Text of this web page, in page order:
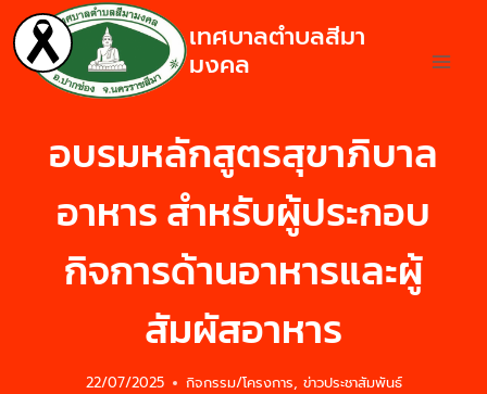
เทศบาลตำบลสีมา
มงคล
อบรมหลักสูตรสุขาภิบาล
อาหาร สำหรับผู้ประกอบ
กิจการด้านอาหารและผู้
สัมผัสอาหาร
22/07/2025 กิจกรรม/โครงการ, ข่าวประชาสัมพันธ์